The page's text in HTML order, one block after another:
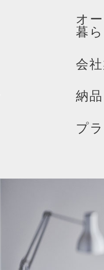
オ
暮
会
納
プ